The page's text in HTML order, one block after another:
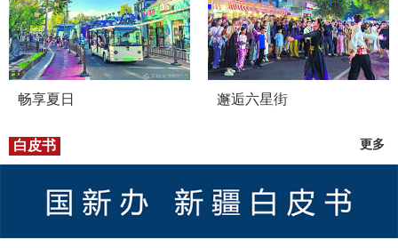
畅享夏日 邂逅六星街
白皮书 更多